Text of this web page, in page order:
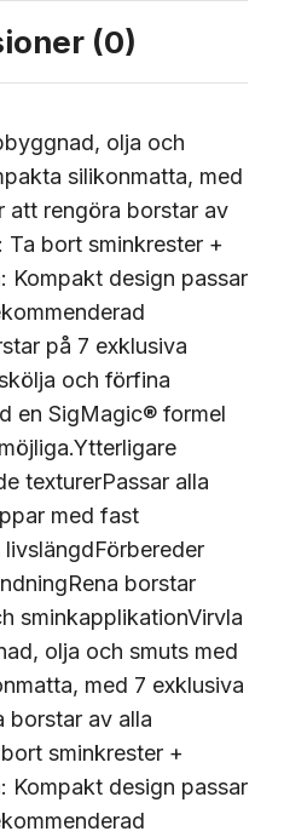
(0)
olja och
silikonmatta, med
att rengöra borstar av
Ta bort sminkrester +
Kompakt design passar
på 7 exklusiva
och förfina
en SigMagic® formel
texturerPassar alla
med fast
borstar
sminkapplikationVirvla
olja och smuts med
med 7 exklusiva
borstar av alla
sminkrester +
Kompakt design passar